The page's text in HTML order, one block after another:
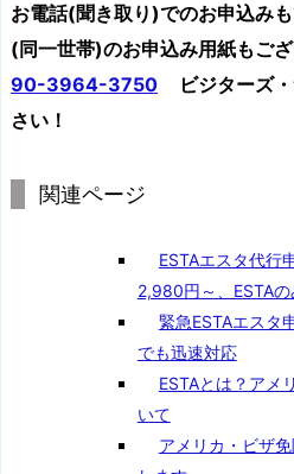
お電話(聞き取り)でのお申込み
(同一世帯)のお申込み用紙もご
90-3964-3750
ビジターズ
さい！
関連ページ
ESTAエスタ代行
2,980円～、ESTA
緊急ESTAエスタ
でも迅速対応
ESTAとは？アメ
いて
アメリカ・ビザ